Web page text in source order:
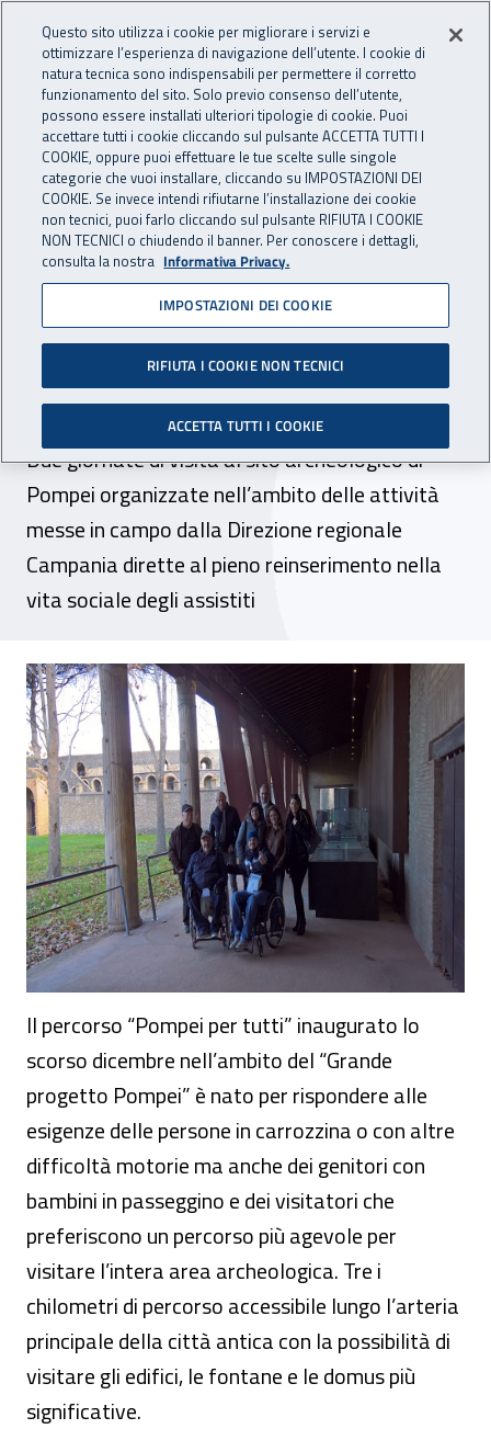
INAIL - Istituto Nazionale
Apri cerca
Navigazione principale
Navigazione - Ti trovi in:
Home Inail comunica News
29 novembre 2017
Gli assistiti dell'Inail
Campania a “Pompei per
tutti”
Due giornate di visita al sito archeologico di
Pompei organizzate nell’ambito delle attività
messe in campo dalla Direzione regionale
Campania dirette al pieno reinserimento nella
vita sociale degli assistiti
Gli assistiti dell'Inail Campania a
Il percorso “Pompei per tutti” inaugurato lo
scorso dicembre nell’ambito del “Grande
progetto Pompei” è nato per rispondere alle
esigenze delle persone in carrozzina o con altre
difficoltà motorie ma anche dei genitori con
bambini in passeggino e dei visitatori che
preferiscono un percorso più agevole per
visitare l’intera area archeologica. Tre i
chilometri di percorso accessibile lungo l’arteria
principale della città antica con la possibilità di
visitare gli edifici, le fontane e le domus più
significative.
Questo sito utilizza i cookie per migliorare i servizi e
ottimizzare l’esperienza di navigazione dell’utente. I cookie di
natura tecnica sono indispensabili per permettere il corretto
funzionamento del sito. Solo previo consenso dell’utente,
possono essere installati ulteriori tipologie di cookie. Puoi
accettare tutti i cookie cliccando sul pulsante ACCETTA TUTTI I
COOKIE, oppure puoi effettuare le tue scelte sulle singole
categorie che vuoi installare, cliccando su IMPOSTAZIONI DEI
COOKIE. Se invece intendi rifiutarne l’installazione dei cookie
non tecnici, puoi farlo cliccando sul pulsante RIFIUTA I COOKIE
NON TECNICI o chiudendo il banner. Per conoscere i dettagli,
consulta la nostra Informativa Privacy.
IMPOSTAZIONI DEI COOKIE
RIFIUTA I COOKIE NON TECNICI
ACCETTA TUTTI I COOKIE